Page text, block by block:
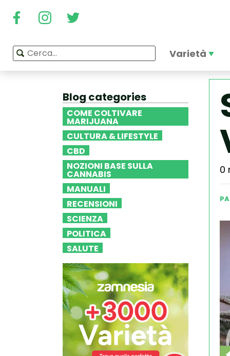
Varietà
Blog categories
COME COLTIVARE
MARIJUANA
CULTURA & LIFESTYLE
CBD
NOZIONI BASE SULLA
CANNABIS
MANUALI
RECENSIONI
SCIENZA
POLITICA
SALUTE
0